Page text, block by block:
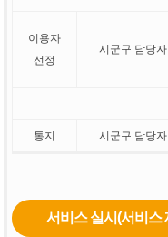
이용자
선정
시군구 담당자
통지 시군구 담당자
서비스 실시(서비스